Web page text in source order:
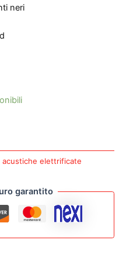
neri
acustiche elettrificate
garantito